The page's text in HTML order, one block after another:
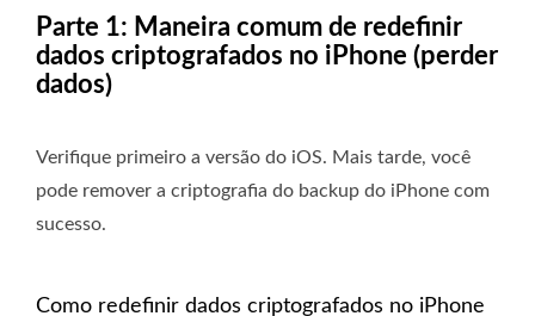
Parte 1: Maneira comum de redefinir
dados criptografados no iPhone (perder
dados)
Verifique primeiro a versão do iOS. Mais tarde, você
pode remover a criptografia do backup do iPhone com
sucesso.
Como redefinir dados criptografados no iPhone